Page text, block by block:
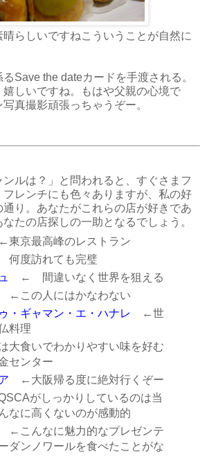
らしいですねこういうことが自然に
Save the dateカードを手渡される。
嬉しいですね。もはや父親の心境で
真撮影頑張っちゃうぞー。
ンルは？」と問われると、すぐさまフ
フレンチにも色々ありますが、私の好
り。あなたがこれらの店が好きであ
たの店探しの一助となるでしょう。
京最高峰のレストラン
度訪れても完璧
← 間違いなく世界を狙える
←この人にはかなわない
・ギャマン・エ・ハナレ ←世
料理
食いでわかりやすい味を好む
センター
←大阪帰る度に絶対行くぞー
がしっかりしているのは当
なに高くないのが感動的
←こんなに魅力的なプレゼンテ
ダンノワールを食べたことがな